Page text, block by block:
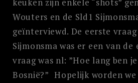
Wouters en de Sld1
geïnterviewd. De eerste vraag
Sijmonsma was er een van
vraag was nl: ”Hoe lang ben
Bosnië?” Hopelijk worden